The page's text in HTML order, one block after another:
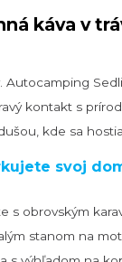
káva v
kontakt s
kde sa
svoj
s obrovským
stanom na